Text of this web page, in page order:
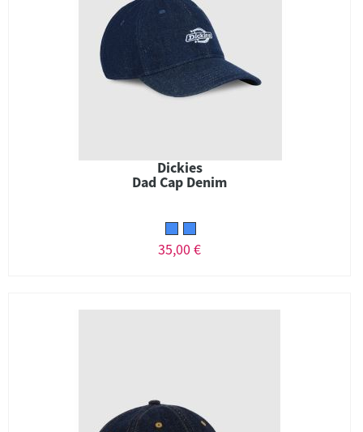
Dickies
Dad Cap Denim
35,00 €